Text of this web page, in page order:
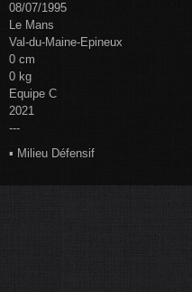
08/07/1995
Le Mans
Val-du-Maine-Epineux
0 cm
0 kg
Equipe C
2021
---
▪ Milieu Défensif